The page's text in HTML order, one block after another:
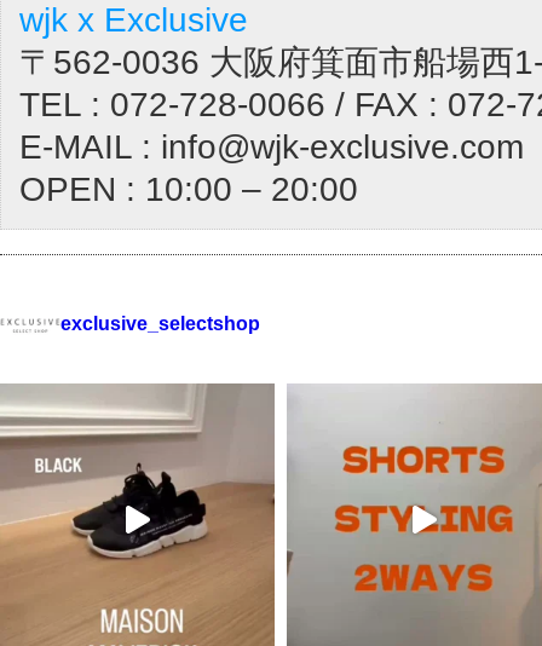
wjk x Exclusive
〒562-0036 大阪府箕面市船場西
TEL : 072-728-0066 / FAX : 072-
E-MAIL : info@wjk-exclusive.com
OPEN : 10:00 – 20:00
exclusive_selectshop